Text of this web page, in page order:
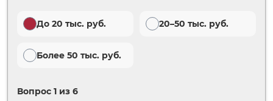
До 20 тыс. руб. 20–50 тыс. руб.
Более 50 тыс. руб.
Минимальная цена Цена и качество
Максимальная
Квартира Дом
Балкон
Да Нет
Да Нет
Telegram WhatsApp
Вопрос 1 из 6